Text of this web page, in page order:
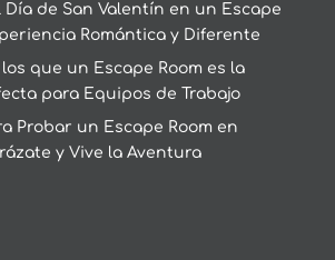
de San Valentín en un Escape
Romántica y Diferente
que un Escape Room es la
para Equipos de Trabajo
Probar un Escape Room en
y Vive la Aventura